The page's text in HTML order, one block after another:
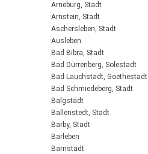
Arneburg, Stadt
Arnstein, Stadt
Aschersleben, Stadt
Ausleben
Bad Bibra, Stadt
Bad Dürrenberg, Solestadt
Bad Lauchstädt, Goethestadt
Bad Schmiedeberg, Stadt
Balgstädt
Ballenstedt, Stadt
Barby, Stadt
Barleben
Barnstädt